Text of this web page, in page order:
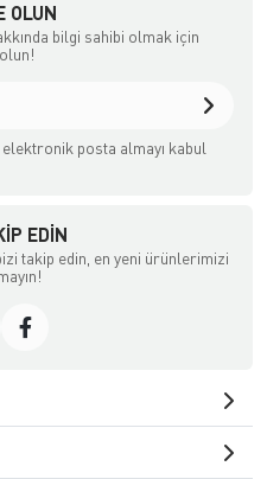
OLUN
bilgi sahibi olmak için
posta almayı kabul
EDIN
takip edin, en yeni ürünlerimizi